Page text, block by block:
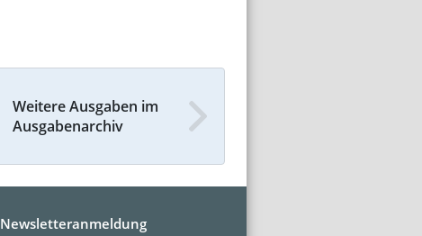
Weitere Ausgaben im
Ausgabenarchiv
Newsletteranmeldung